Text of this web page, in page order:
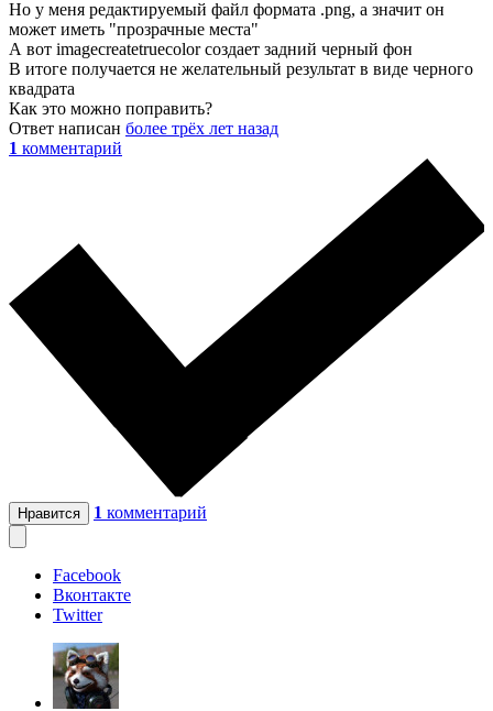
Но у меня редактируемый файл формата .png, а значит он
может иметь "прозрачные места"
А вот imagecreatetruecolor создает задний черный фон
В итоге получается не желательный результат в виде черного
квадрата
Как это можно поправить?
Ответ написан более трёх лет назад
1 комментарий
Нравится 1 комментарий
Facebook
Вконтакте
Twitter